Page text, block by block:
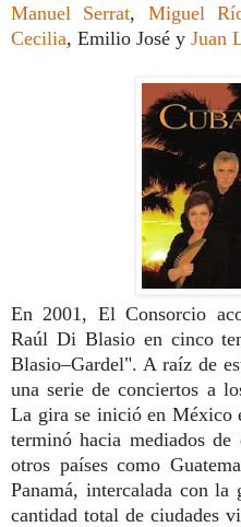
Manuel Serrat, Miguel
Cecilia, Emilio José y Juan
En 2001, El Consorcio
Raúl Di Blasio en cinco
Blasio–Gardel". A raíz de
una serie de conciertos a
La gira se inició en México
terminó hacia mediados
otros países como
Panamá, intercalada con la
cantidad total de ciudades